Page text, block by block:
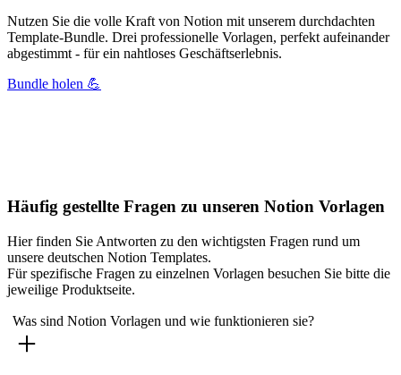
Nutzen Sie die volle Kraft von Notion mit unserem durchdachten
Template-Bundle. Drei professionelle Vorlagen, perfekt aufeinander
abgestimmt - für ein nahtloses Geschäftserlebnis.
Bundle holen 💪
Häufig gestellte Fragen zu unseren Notion Vorlagen
Hier finden Sie Antworten zu den wichtigsten Fragen rund um
unsere deutschen Notion Templates.
Für spezifische Fragen zu einzelnen Vorlagen besuchen Sie bitte die
jeweilige Produktseite.
Was sind Notion Vorlagen und wie funktionieren sie?